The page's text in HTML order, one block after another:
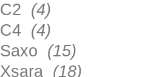
C2 (4)
C4 (4)
Saxo (15)
Xsara (18)